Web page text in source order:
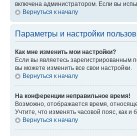
включена администратором. Если вы
Вернуться к началу
Параметры и настройки
Как мне изменить мои настройки?
Если вы являетесь зарегистрированным
вы можете изменить все свои настройки.
Вернуться к началу
На конференции неправильное время!
Возможно, отображается время,
Учтите, что изменять часовой пояс, как
Вернуться к началу